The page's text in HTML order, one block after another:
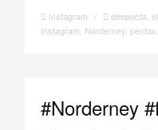
Instagram / deepocta
Instagram Norderney, pentax
#Norderney